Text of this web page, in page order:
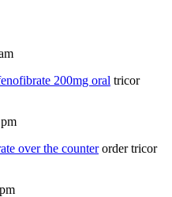
200mg oral tricor
over the counterorder tricor